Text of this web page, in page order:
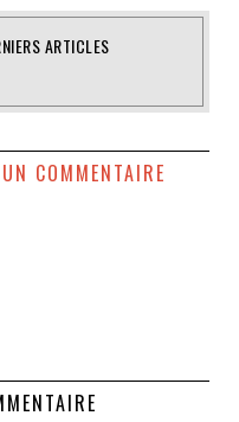
ARTICLES
COMMENTAIRE